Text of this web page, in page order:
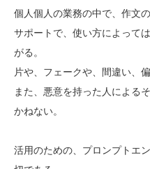
個人個人の業務の中で、作文
サポートで、使い方によって
がる。
片や、フェークや、間違い、
また、悪意を持った人による
かねない。
活用のための、プロンプトエ